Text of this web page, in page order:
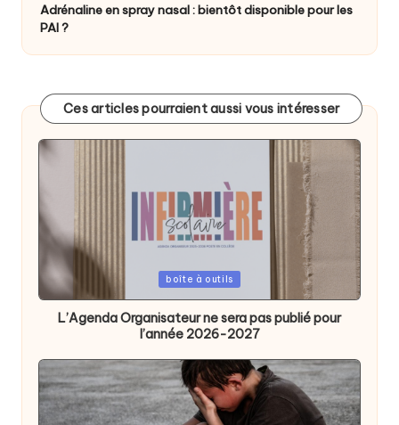
Adrénaline en spray nasal : bientôt disponible pour les
PAI ?
Ces articles pourraient aussi vous intéresser
Posted
in
boîte à outils
L’Agenda Organisateur ne sera pas publié pour
l’année 2026-2027